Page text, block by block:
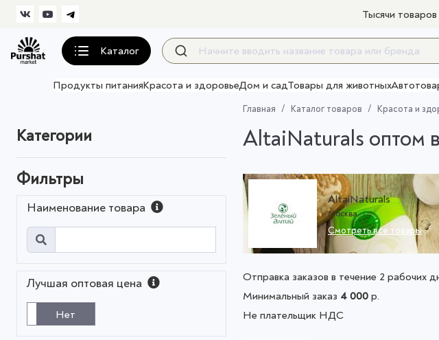
Тысячи
Каталог
Продукты питанияКрасота и здоровьеДом и садТовары для животных
Главная Каталог товаров Красота и
Категории
Фильтры
Наименование товара
Лучшая оптовая цена
Нет
AltaiNaturals оптом
AltaiNaturals
Москва
Смотреть все товары
Отправка заказов в течение 2 рабочих
Минимальный заказ 4 000 р.
Не плательщик НДС